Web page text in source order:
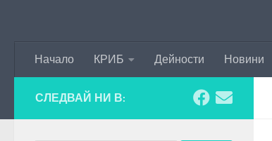
Начало КРИБ Дейности Новини
СЛЕДВАЙ НИ В: